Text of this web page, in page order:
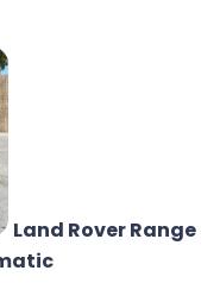
Land Rover Range